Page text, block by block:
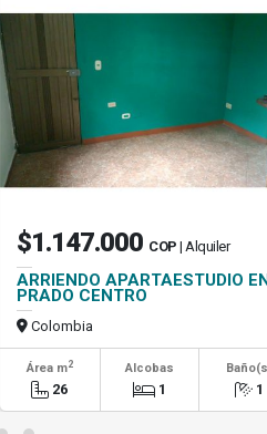
$1.147.000 COP | Alquiler
ARRIENDO APARTAESTUDIO
PRADO CENTRO
Colombia
Área m2
26
Alcobas
1 1